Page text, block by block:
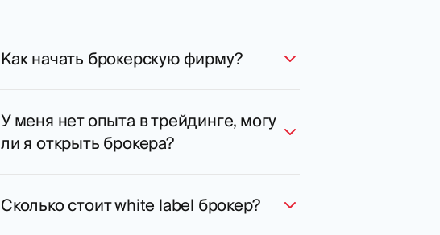
Как начать брокерскую фирму?
У меня нет опыта в трейдинге, могу
ли я открыть брокера?
Сколько стоит white label брокер?